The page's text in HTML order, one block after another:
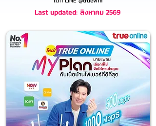
Last updated: สิงหาคม 2569